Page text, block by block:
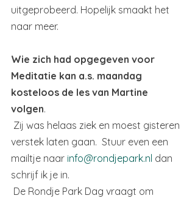
uitgeprobeerd. Hopelijk smaakt het
naar meer.
Wie zich had opgegeven voor
Meditatie kan a.s. maandag
kosteloos de les van Martine
volgen.
verstek laten gaan.  Stuur even een
mailtje naar info@rondjepark.nl dan
schrijf ik je in.